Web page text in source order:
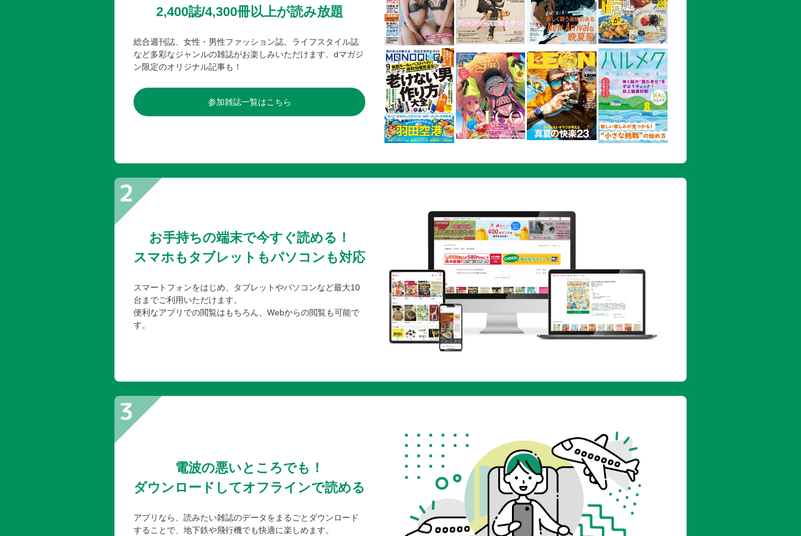
サイレント・ウィッチ 沈黙の魔女の隠しごと
捨てられ聖女の異世界ごはん旅 隠れスキルでキャンピングカーを召喚しました
31番目のお妃様
●information 「B's-LOG COMIC」次号予告
2,400誌/4,300冊以上が読み放題
総合週刊誌、女性・男性ファッション誌、ライフスタイル誌
など多彩なジャンルの雑誌がお楽しみいただけます。dマガジ
ン限定のオリジナル記事も！
参加雑誌一覧はこちら
お手持ちの端末で今すぐ読める！
スマホもタブレットもパソコンも対応
スマートフォンをはじめ、タブレットやパソコンなど最大10
台までご利用いただけます。
便利なアプリでの閲覧はもちろん、Webからの閲覧も可能で
す。
電波の悪いところでも！
ダウンロードしてオフラインで読める
アプリなら、読みたい雑誌のデータをまるごとダウンロード
することで、地下鉄や飛行機でも快適に楽しめます。